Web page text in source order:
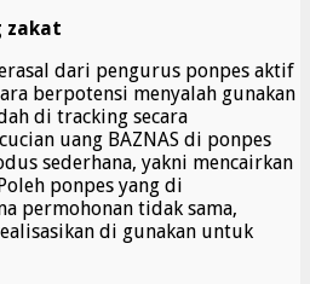
zakat
dari pengurus ponpes aktif
berpotensi menyalah gunakan
di tracking secara
uang BAZNAS di ponpes
sederhana, yakni mencairkan
ponpes yang di
permohonan tidak sama,
di gunakan untuk